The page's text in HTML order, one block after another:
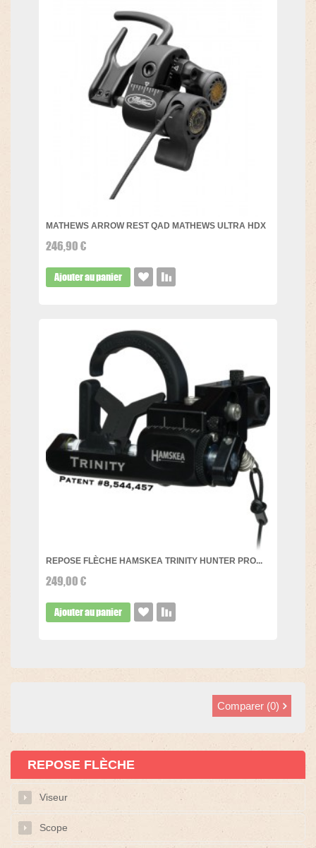
MATHEWS ARROW REST QAD MATHEWS ULTRA HDX
246,90 €
Ajouter au panier
REPOSE FLÈCHE HAMSKEA TRINITY HUNTER PRO...
249,00 €
Ajouter au panier
Comparer (0)
REPOSE FLÈCHE
Viseur
Scope